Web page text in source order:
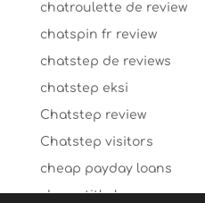
chatroulette de review
chatspin fr review
chatstep de reviews
chatstep eksi
Chatstep review
Chatstep visitors
cheap payday loans
cheap title loans